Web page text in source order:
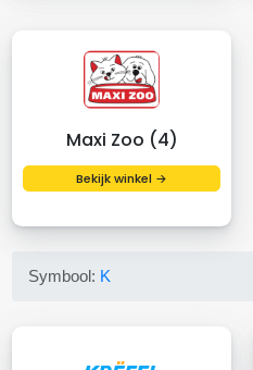
Maxi Zoo (4)
Bekijk winkel →
Symbool: K